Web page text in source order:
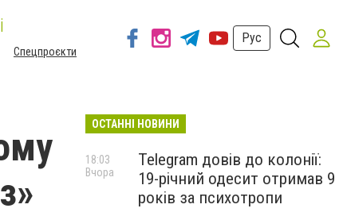
Спецпроєкти
Рус
ОСТАННІ НОВИНИ
Telegram довів до колонії:
19-річний одесит отримав 9
років за психотропи
18:03
Вчора